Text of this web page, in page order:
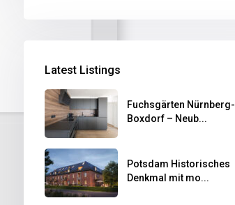
Latest Listings
Fuchsgärten Nürnberg-
Boxdorf – Neub...
Potsdam Historisches
Denkmal mit mo...